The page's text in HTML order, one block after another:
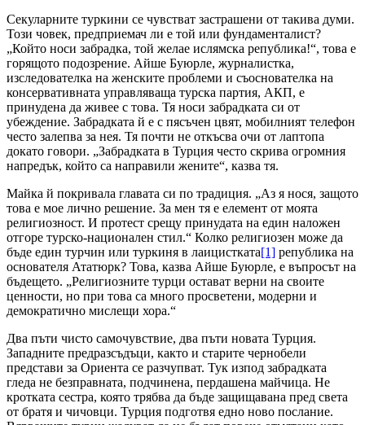
Секуларните туркини се чувстват застрашени от такива думи.
Този човек, предприемач ли е той или фундаменталист?
„Който носи забрадка, той желае ислямска република!“, това е
горящото подозрение. Айше Буюрле, журналистка,
изследователка на женските проблеми и съоснователка на
консервативната управляваща турска партия, АКП, е
принудена да живее с това. Тя носи забрадката си от
убеждение. Забрадката й е с пясъчен цвят, мобилният телефон
често залепва за нея. Тя почти не откъсва очи от лаптопа
докато говори. „Забрадката в Турция често скрива огромния
напредък, който са направили жените“, казва тя.
Майка й покривала главата си по традиция. „Аз я нося, защото
това е мое лично решение. За мен тя е елемент от моята
религиозност. И протест срещу принудата на един наложен
отгоре турско-национален стил.“ Колко религиозен може да
бъде един турчин или туркиня в лаицистката[1] република на
основателя Ататюрк? Това, казва Айше Буюрле, е въпросът на
бъдещето. „Религиозните турци остават верни на своите
ценности, но при това са много просветени, модерни и
демократично мислещи хора.“
Два пъти чисто самочувствие, два пъти новата Турция.
Западните предразсъдъци, както и старите чернобели
представи за Ориента се разчупват. Тук изпод забрадката
гледа не безправната, подчинена, пердашена майчица. Не
кротката сестра, която трябва да бъде защищавана пред света
от братя и чичовци. Турция подготвя едно ново послание.